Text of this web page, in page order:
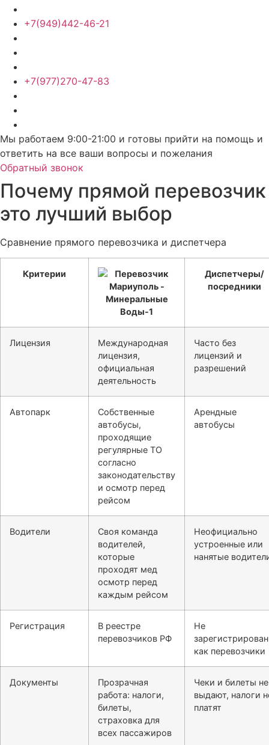
+7(949)442-46-21
+7(977)270-47-83
Мы работаем 9:00-21:00 и готовы прийти на помощь и
ответить на все ваши вопросы и пожелания
Обратный звонок
Почему прямой перевозчик
это лучший выбор
Сравнение прямого перевозчика и диспетчера
Критерии
Диспетчеры/
посредники
Лицензия
Международная
лицензия,
официальная
деятельность
Часто без
лицензий и
разрешений
Автопарк
Собственные
автобусы,
проходящие
регулярные ТО
согласно
законодательству
и осмотр перед
рейсом
Арендные
автобусы
Водители
Своя команда
водителей,
которые
проходят мед
осмотр перед
каждым рейсом
Неофициально
устроенные или
нанятые
Регистрация
В реестре
перевозчиков РФ
Не
как перевозчики
Документы
Прозрачная
работа: налоги,
билеты,
страховка для
всех пассажиров
Чеки и билеты не
выдают, налоги
платят